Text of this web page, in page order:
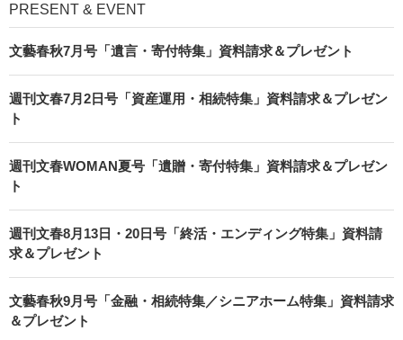
PRESENT & EVENT
文藝春秋7月号「遺言・寄付特集」資料請求＆プレゼント
週刊文春7月2日号「資産運用・相続特集」資料請求＆プレゼン
ト
週刊文春WOMAN夏号「遺贈・寄付特集」資料請求＆プレゼン
ト
週刊文春8月13日・20日号「終活・エンディング特集」資料請
求＆プレゼント
文藝春秋9月号「金融・相続特集／シニアホーム特集」資料請求
＆プレゼント